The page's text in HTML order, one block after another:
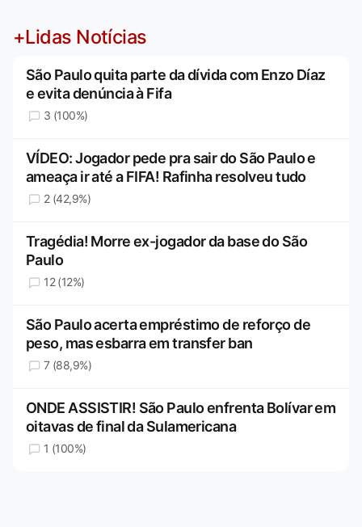
+Lidas Notícias
São Paulo quita parte da dívida com Enzo Díaz
e evita denúncia à Fifa
3 (100%)
VÍDEO: Jogador pede pra sair do São Paulo e
ameaça ir até a FIFA! Rafinha resolveu tudo
2 (42,9%)
Tragédia! Morre ex-jogador da base do São
Paulo
12 (12%)
São Paulo acerta empréstimo de reforço de
peso, mas esbarra em transfer ban
7 (88,9%)
ONDE ASSISTIR! São Paulo enfrenta Bolívar em
oitavas de final da Sulamericana
1 (100%)